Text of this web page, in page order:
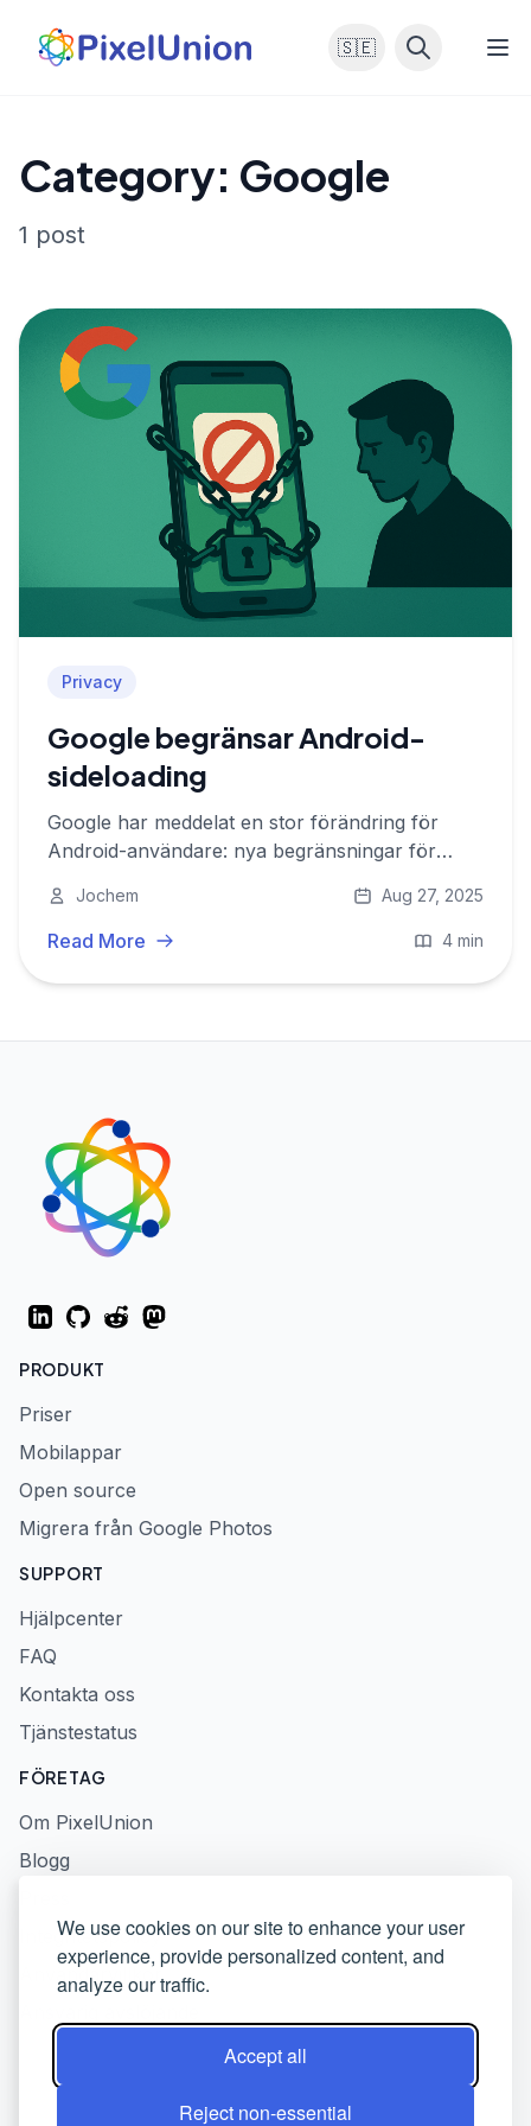
We use cookies on our site to enhance your user
experience, provide personalized content, and
analyze our traffic.
Accept all
Reject non-essential
🇸🇪
Category: Google
1 post
Privacy
Google begränsar Android-
sideloading
Google har meddelat en stor förändring för
Android-användare: nya begränsningar för
Jochem Aug 27, 2025
Read More 4 min
LinkedInGitHubRedditMastodon
PRODUKT
Priser
Mobilappar
Open source
Migrera från Google Photos
SUPPORT
Hjälpcenter
FAQ
Kontakta oss
Tjänstestatus
FÖRETAG
Om PixelUnion
Blogg
Integritetspolicy
Användarvillkor